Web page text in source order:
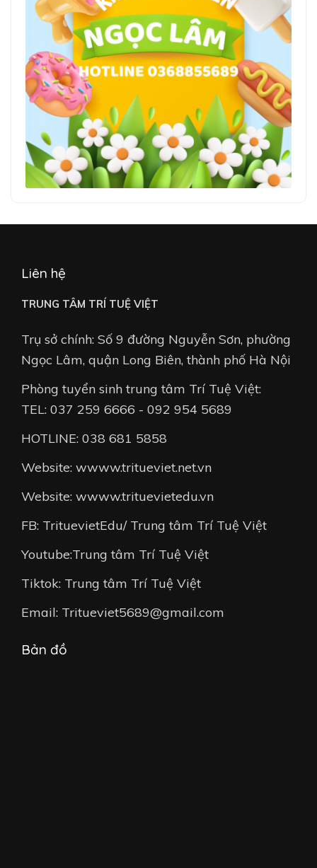
Liên hệ
TRUNG TÂM TRÍ TUỆ VIỆT
Trụ sở chính: Số 9 đường Nguyễn Sơn, phường
Ngọc Lâm, quận Long Biên, thành phố Hà Nội
Phòng tuyển sinh trung tâm Trí Tuệ Việt:
TEL: 037 259 6666 - 092 954 5689
HOTLINE: 038 681 5858
Website: wwww.tritueviet.net.vn
Website: wwww.trituevietedu.vn
FB: TrituevietEdu/ Trung tâm Trí Tuệ Việt
Youtube:Trung tâm Trí Tuệ Việt
Tiktok: Trung tâm Trí Tuệ Việt
Email: Tritueviet5689@gmail.com
Bản đồ